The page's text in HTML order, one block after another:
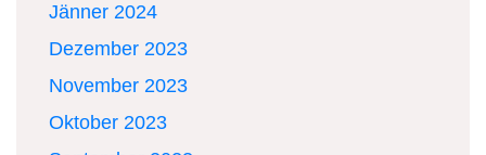
Jänner 2024
Dezember 2023
November 2023
Oktober 2023